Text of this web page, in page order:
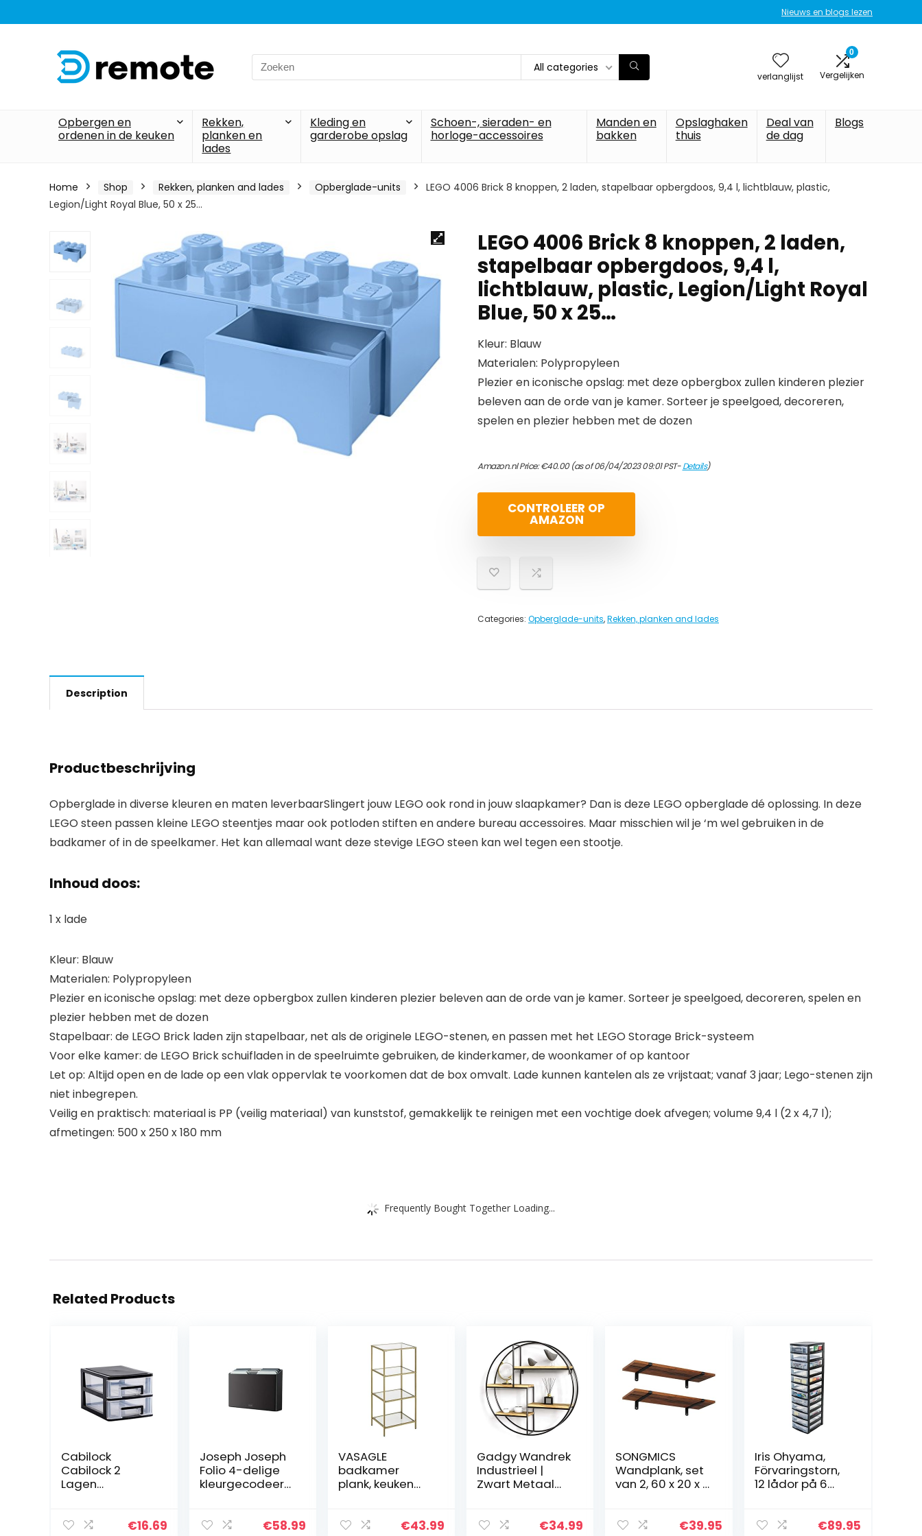
Nieuws en blogs lezen
Search
for:
All categories
verlanglijst
0
Vergelijken
Opbergen en
ordenen in de keuken
Rekken,
planken en
lades
Kleding en
garderobe opslag
Schoen-, sieraden- en
horloge-accessoires
Manden en
bakken
Opslaghaken
thuis
Deal van
de dag
Blogs
Home Shop Rekken, planken and lades Opberglade-units
LEGO 4006 Brick 8 knoppen, 2 laden, stapelbaar opbergdoos, 9,4 l, lichtblauw, plastic,
Legion/Light Royal Blue, 50 x 25…
LEGO 4006 Brick 8 knoppen, 2 laden,
stapelbaar opbergdoos, 9,4 l,
lichtblauw, plastic, Legion/Light Royal
Blue, 50 x 25…
Kleur: Blauw
Materialen: Polypropyleen
Plezier en iconische opslag: met deze opbergbox zullen kinderen plezier
beleven aan de orde van je kamer. Sorteer je speelgoed, decoreren,
spelen en plezier hebben met de dozen
Amazon.nl Price:€40.00(as of 06/04/2023 09:01 PST-Details)
CONTROLEER OP
AMAZON
Categories: Opberglade-units,Rekken, planken and lades
Description
Productbeschrijving
Opberglade in diverse kleuren en maten leverbaarSlingert jouw LEGO ook rond in jouw slaapkamer? Dan is deze LEGO opberglade dé oplossing. In deze
LEGO steen passen kleine LEGO steentjes maar ook potloden stiften en andere bureau accessoires. Maar misschien wil je ‘m wel gebruiken in de
badkamer of in de speelkamer. Het kan allemaal want deze stevige LEGO steen kan wel tegen een stootje.
Inhoud doos:
1 x lade
Kleur: Blauw
Materialen: Polypropyleen
Plezier en iconische opslag: met deze opbergbox zullen kinderen plezier beleven aan de orde van je kamer. Sorteer je speelgoed, decoreren, spelen en
plezier hebben met de dozen
Stapelbaar: de LEGO Brick laden zijn stapelbaar, net als de originele LEGO-stenen, en passen met het LEGO Storage Brick-systeem
Voor elke kamer: de LEGO Brick schuifladen in de speelruimte gebruiken, de kinderkamer, de woonkamer of op kantoor
Let op: Altijd open en de lade op een vlak oppervlak te voorkomen dat de box omvalt. Lade kunnen kantelen als ze vrijstaat; vanaf 3 jaar; Lego-stenen zijn
niet inbegrepen.
Veilig en praktisch: materiaal is PP (veilig materiaal) van kunststof, gemakkelijk te reinigen met een vochtige doek afvegen; volume 9,4 l (2 x 4,7 l);
afmetingen: 500 x 250 x 180 mm
Frequently Bought Together Loading...
Related Products
Cabilock
Cabilock 2
Lagen
Soort Opslag
€16.69
Joseph Joseph
Folio 4-delige
kleurgecodeerd
georganiseerd
€58.99
VASAGLE
badkamer
plank, keuken
plank, plant€43.99
Gadgy Wandrek
Industrieel |
Zwart Metaal
100% echt hout
€34.99
SONGMICS
Wandplank, set
van 2, 60 x 20 x 7
decoratieve
€39.95
Iris Ohyama,
Förvaringstorn,
12 lådor på 6
handtag, kontor,
€89.95